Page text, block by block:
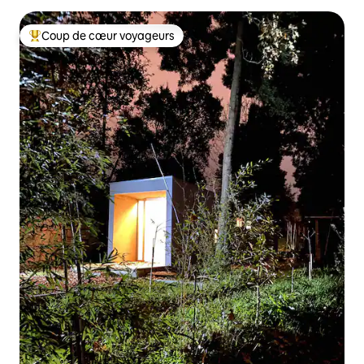
Coups de cœur voyageurs les plus appréciés
Coup de cœur voyageurs